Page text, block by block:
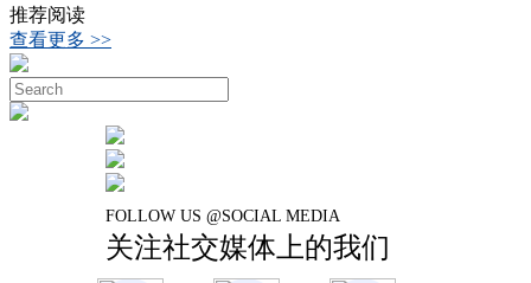
推荐阅读
查看更多 >>
FOLLOW US @SOCIAL MEDIA
关注社交媒体上的我们